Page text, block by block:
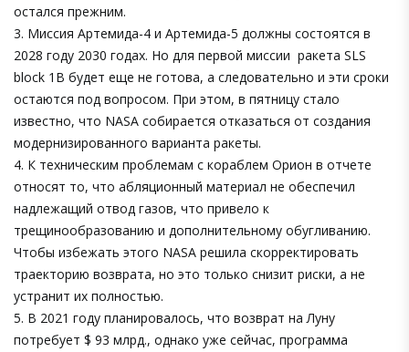
остался прежним.
3. Миссия Артемида-4 и Артемида-5 должны состоятся в
2028 году 2030 годах. Но для первой миссии ракета SLS
bloсk 1В будет еще не готова, а следовательно и эти сроки
остаются под вопросом. При этом, в пятницу стало
известно, что NASA собирается отказаться от создания
модернизированного варианта ракеты.
4. К техническим проблемам с кораблем Орион в отчете
относят то, что абляционный материал не обеспечил
надлежащий отвод газов, что привело к
трещинообразованию и дополнительному обугливанию.
Чтобы избежать этого NASA решила скорректировать
траекторию возврата, но это только снизит риски, а не
устранит их полностью.
5. В 2021 году планировалось, что возврат на Луну
потребует $ 93 млрд., однако уже сейчас, программа